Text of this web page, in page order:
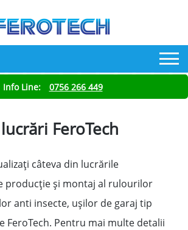
Info Line: 0756 266 449
FeroTech
câteva din lucrările
producție și montaj al rulourilor
anti insecte, uşilor de garaj tip
FeroTech. Pentru mai multe detalii